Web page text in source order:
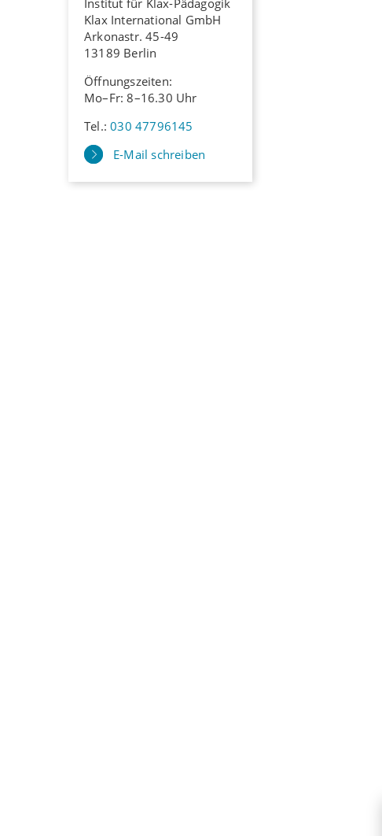
Institut für Klax-Pädagogik
Klax International GmbH
Arkonastr. 45-49
13189 Berlin
Öffnungszeiten:
Mo–Fr: 8–16.30 Uhr
Tel.:030 47796145
E-Mail schreiben